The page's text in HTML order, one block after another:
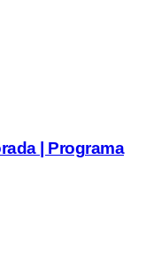
| Programa